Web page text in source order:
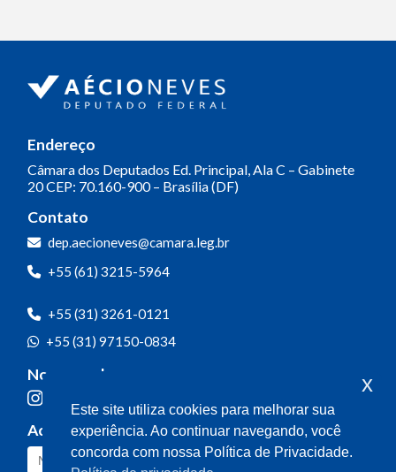
Endereço
Câmara dos Deputados Ed. Principal, Ala C – Gabinete
20CEP: 70.160-900 – Brasília (DF)
Contato
dep.aecioneves@camara.leg.br
+55 (61) 3215-5964
+55 (31) 3261-0121
+55 (31) 97150-0834
Nossas redes
Acompanhe o meu mandato
Este site utiliza cookies para melhorar sua
experiência. Ao continuar navegando, você
concorda com nossa Política de Privacidade.
x